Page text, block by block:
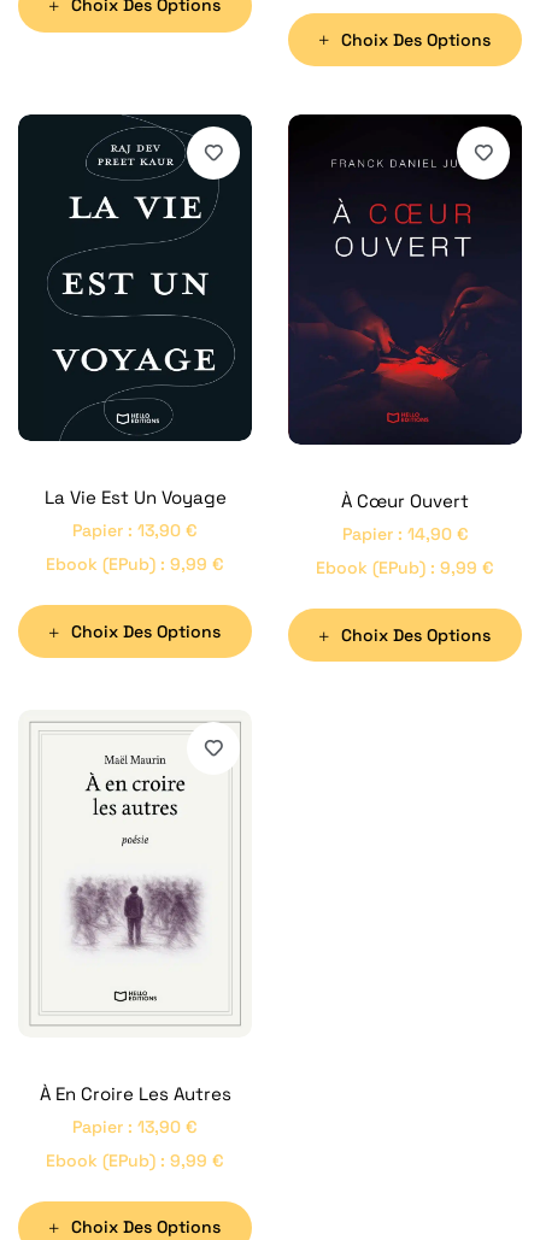
Choix Des Options
Choix Des Options
La Vie Est Un Voyage
Papier : 13,90 €
Ebook (ePub) : 9,99 €
Choix Des Options
À Cœur Ouvert
Papier: 14,90 €
Ebook (ePub) : 9,99 €
Choix Des Options
À En Croire Les Autres
Papier : 13,90 €
Ebook (ePub) : 9,99 €
Choix Des Options